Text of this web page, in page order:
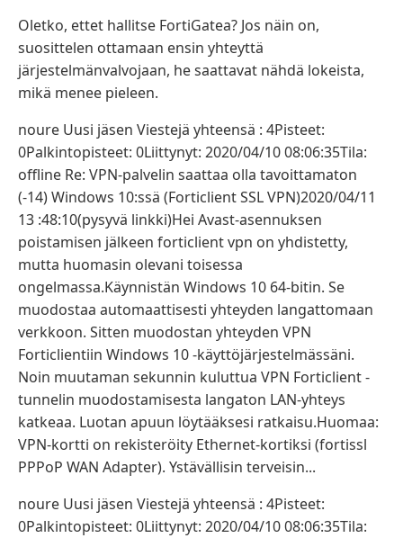
Oletko, ettet hallitse FortiGatea? Jos näin on,
suosittelen ottamaan ensin yhteyttä
järjestelmänvalvojaan, he saattavat nähdä lokeista,
mikä menee pieleen.
noure Uusi jäsen Viestejä yhteensä : 4Pisteet:
0Palkintopisteet: 0Liittynyt: 2020/04/10 08:06:35Tila:
offline Re: VPN-palvelin saattaa olla tavoittamaton
(-14) Windows 10:ssä (Forticlient SSL VPN)2020/04/11
13 :48:10(pysyvä linkki)Hei Avast-asennuksen
poistamisen jälkeen forticlient vpn on yhdistetty,
mutta huomasin olevani toisessa
ongelmassa.Käynnistän Windows 10 64-bitin. Se
muodostaa automaattisesti yhteyden langattomaan
verkkoon. Sitten muodostan yhteyden VPN
Forticlientiin Windows 10 -käyttöjärjestelmässäni.
Noin muutaman sekunnin kuluttua VPN Forticlient -
tunnelin muodostamisesta langaton LAN-yhteys
katkeaa. Luotan apuun löytääksesi ratkaisu.Huomaa:
VPN-kortti on rekisteröity Ethernet-kortiksi (fortissl
PPPoP WAN Adapter). Ystävällisin terveisin...
noure Uusi jäsen Viestejä yhteensä : 4Pisteet:
0Palkintopisteet: 0Liittynyt: 2020/04/10 08:06:35Tila: